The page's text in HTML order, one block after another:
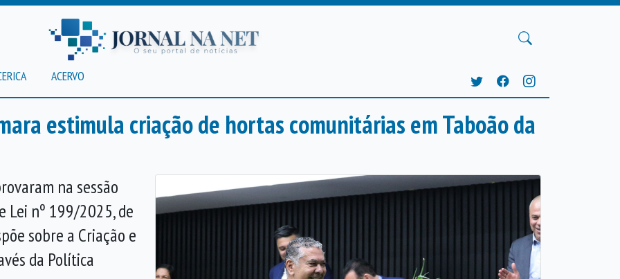
ACERVO
estimula criação de hortas comunitárias em Taboão da
na sessão
Lei nº 199/2025, de
sobre a Criação e
da Política